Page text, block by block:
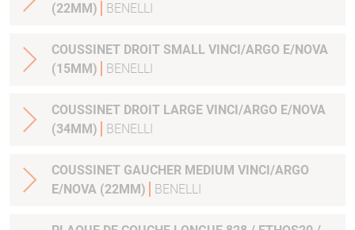
(22MM)
BENELLI
COUSSINET DROIT SMALL VINCI/ARGO E/NOVA
(15MM)
BENELLI
COUSSINET DROIT LARGE VINCI/ARGO E/NOVA
(34MM)
BENELLI
COUSSINET GAUCHER MEDIUM VINCI/ARGO
E/NOVA (22MM)
BENELLI